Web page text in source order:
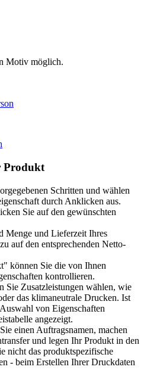
Motiv möglich.
Produkt
Schritten und wählen
durch Anklicken aus.
Sie auf den gewünschten
Menge und Lieferzeit Ihres
auf den entsprechenden Netto-
können Sie die von Ihnen
kontrollieren.
Sie Zusatzleistungen wählen, wie
das klimaneutrale Drucken. Ist
von Eigenschaften
angezeigt.
einen Auftragsnamen, machen
und legen Ihr Produkt in den
nicht das produktspezifische
- beim Erstellen Ihrer Druckdaten